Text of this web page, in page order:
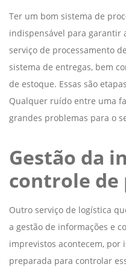
Ter um bom sistema de
indispensável para garantir
serviço de processamento
sistema de entregas, bem
de estoque. Essas são
Qualquer ruído entre uma
grandes problemas para o
Gestão da
controle de
Outro serviço de logística
a gestão de informações e
imprevistos acontecem, por
preparada para controlar